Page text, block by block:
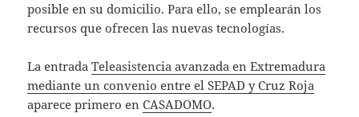
posible en su domicilio. Para ello, se emplearán los
recursos que ofrecen las nuevas tecnologías.
La entradaTeleasistencia avanzada en Extremadura
mediante un convenio entre el SEPAD y Cruz Roja
aparece primero enCASADOMO.